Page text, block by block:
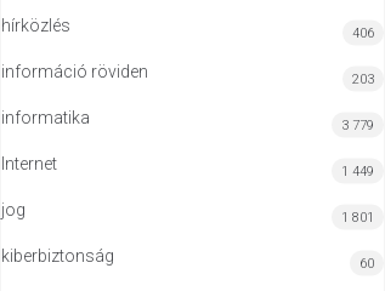
hírközlés 406
információ röviden 203
informatika 3 779
Internet 1 449
jog 1 801
kiberbiztonság 60